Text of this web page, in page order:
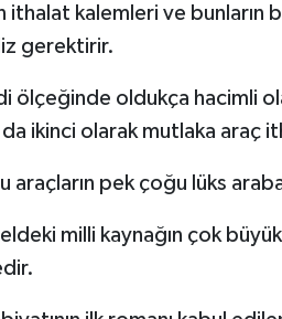
ithalat kalemleri ve bunların
gerektirir.
ölçeğinde oldukça hacimli
ikinci olarak mutlaka araç
araçların pek çoğu lüks
milli kaynağın çok